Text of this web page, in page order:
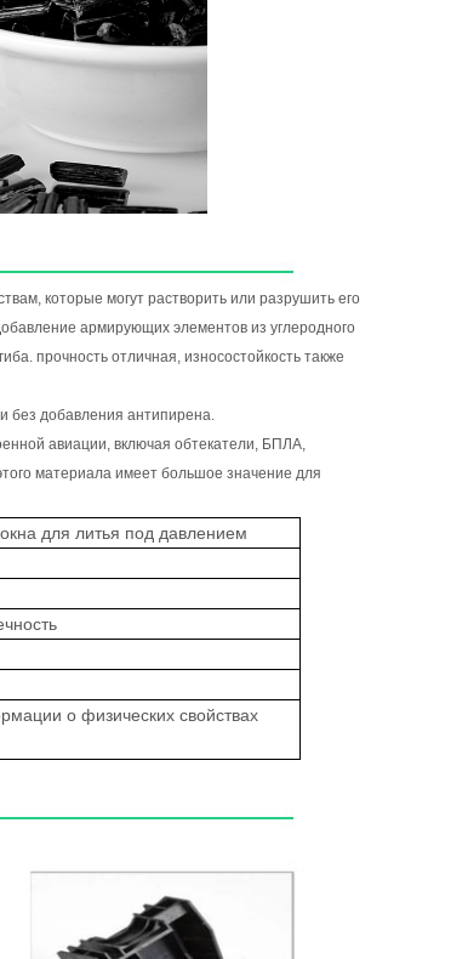
которые могут растворить или разрушить его
армирующих элементов из углеродного
прочность отличная, износостойкость также
без добавления антипирена.
авиации, включая обтекатели, БПЛА,
материала имеет большое значение для
для литья под давлением
о физических свойствах